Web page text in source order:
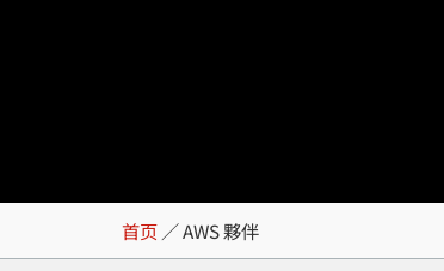
AWS 夥伴
首页 ／AWS 夥伴